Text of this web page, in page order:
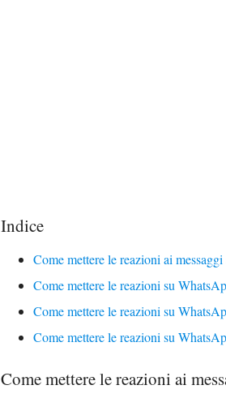
Indice
Come mettere le reazioni ai
Come mettere le reazioni su
Come mettere le reazioni su
Come mettere le reazioni su
Come mettere le reazioni ai